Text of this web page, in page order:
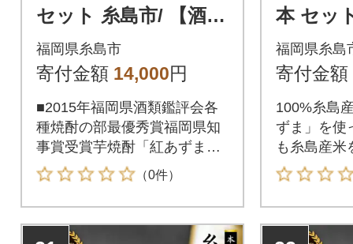
セット 糸島市/ 【酒屋
いとう[ARA093]
福岡県糸島市
寄付金額 14,000円
■2015年福岡県酒類鑑評会各
種焼酎の部最優秀賞福岡県知
事賞受賞芋焼酎「紅あずま」1
00%糸島産さつまいも「紅あ
ずま」を使った芋焼酎。麹米
も糸島産米を使用し甘みとコ
クがあり、やわらかい飲み口
（0件）
本 セッ
【酒屋
4]
福岡県糸島
寄付金額
100%糸島
ずま」を使
も糸島産米
クがあり、
の芋焼酎で
準備が整い
【内容量・